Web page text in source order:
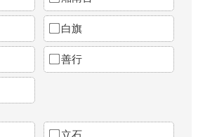
白旗
善行
立石